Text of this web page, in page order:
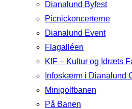
Dianalund Byfest
Picnickoncerterne
Dianalund Event
Flagalléen
KIF – Kultur og Idræts
Infoskærm i Dianalund
Minigolfbanen
På Banen